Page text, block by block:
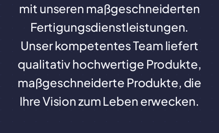
mit unseren maßgeschneiderten
Fertigungsdienstleistungen.
Unser kompetentes Team liefert
qualitativ hochwertige Produkte,
maßgeschneiderte Produkte, die
Ihre Vision zum Leben erwecken.